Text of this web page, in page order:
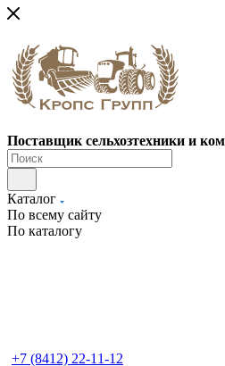
Поставщик сельхозтехники и
Каталог
По всему сайту
По каталогу
+7 (8412) 22-11-12